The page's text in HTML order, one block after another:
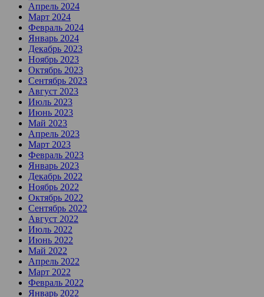
Апрель 2024
Март 2024
Февраль 2024
Январь 2024
Декабрь 2023
Ноябрь 2023
Октябрь 2023
Сентябрь 2023
Август 2023
Июль 2023
Июнь 2023
Май 2023
Апрель 2023
Март 2023
Февраль 2023
Январь 2023
Декабрь 2022
Ноябрь 2022
Октябрь 2022
Сентябрь 2022
Август 2022
Июль 2022
Июнь 2022
Май 2022
Апрель 2022
Март 2022
Февраль 2022
Январь 2022